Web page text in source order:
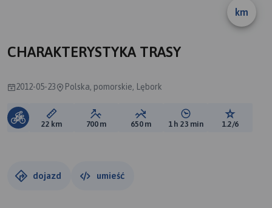
km
CHARAKTERYSTYKA TRASY
2012-05-23 Polska, pomorskie, Lębork
Długość trasy:
22 km Suma przewyższeń:
700 m Suma spadków:
650 m Średni czas potrzebny
1 h 23 min Ocena
1.2/6
dojazd umieść